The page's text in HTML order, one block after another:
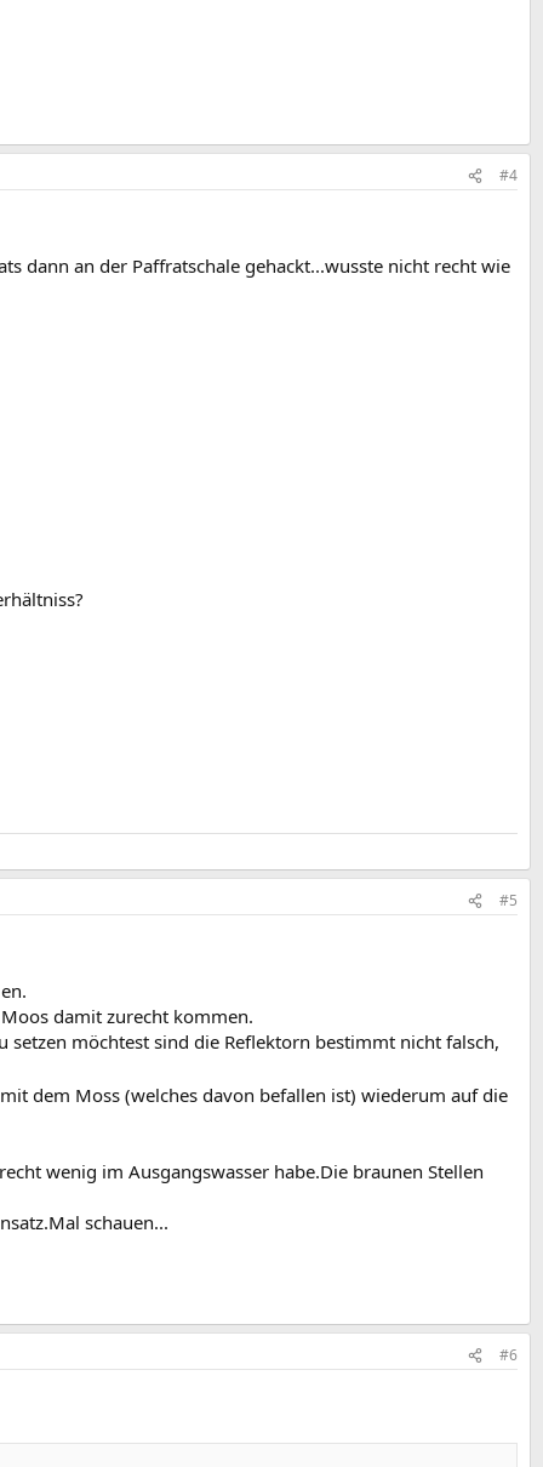
#4
dann an der Paffratschale gehackt...wusste nicht recht wie
#5
damit zurecht kommen.
möchtest sind die Reflektorn bestimmt nicht falsch,
dem Moss (welches davon befallen ist) wiederum auf die
wenig im Ausgangswasser habe.Die braunen Stellen
schauen...
#6